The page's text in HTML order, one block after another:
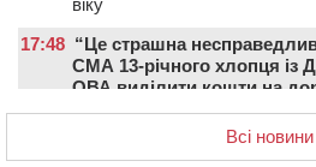
віку
17:48 “Це страшна
СМА 13-річного хлопця із
ОВА виділити кошти на
На Уманщині судитимуть
освіти через закупівлю
Всі новини